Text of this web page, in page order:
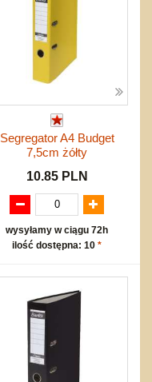
Segregator A4 Budget
7,5cm żółty
10.85 PLN
wysyłamy w ciągu 72h
ilość dostępna: 10 *